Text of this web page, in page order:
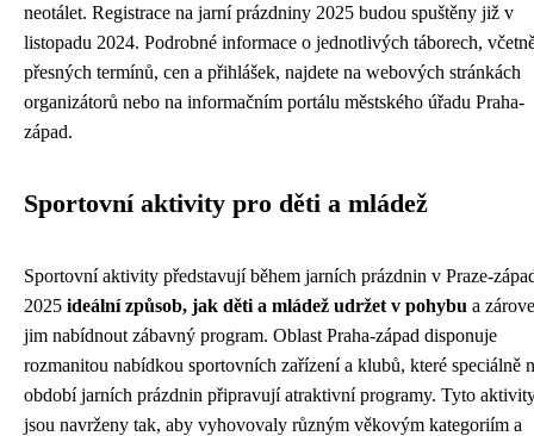
neotálet. Registrace na jarní prázdniny 2025 budou spuštěny již v
listopadu 2024. Podrobné informace o jednotlivých táborech,
přesných termínů, cen a přihlášek, najdete na webových stránkách
organizátorů nebo na informačním portálu městského úřadu Praha-
západ.
Sportovní aktivity pro děti a mládež
Sportovní aktivity představují během jarních prázdnin v Praze-
2025 ideální způsob, jak děti a mládež udržet v pohybu a
jim nabídnout zábavný program. Oblast Praha-západ disponuje
rozmanitou nabídkou sportovních zařízení a klubů, které speciálně
období jarních prázdnin připravují atraktivní programy. Tyto
jsou navrženy tak, aby vyhovovaly různým věkovým kategoriím a